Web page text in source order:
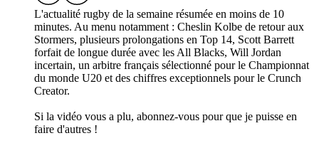
L'actualité rugby de la semaine résumée en moins de 10
minutes. Au menu notamment : Cheslin Kolbe de retour aux
Stormers, plusieurs prolongations en Top 14, Scott Barrett
forfait de longue durée avec les All Blacks, Will Jordan
incertain, un arbitre français sélectionné pour le Championnat
du monde U20 et des chiffres exceptionnels pour le Crunch
Creator.
Si la vidéo vous a plu, abonnez-vous pour que je puisse en
faire d'autres !